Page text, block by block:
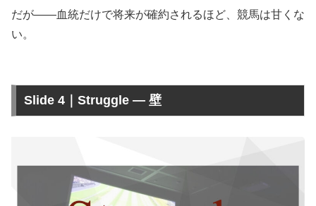
だが――血統だけで将来が確約されるほど、競馬は甘くな
い。
Slide 4｜Struggle — 壁